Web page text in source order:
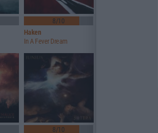
8/10
Haken
In A Fever Dream
8/10